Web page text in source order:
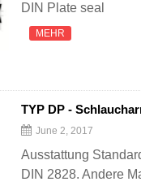
DIN Plate seal
MEHR
TYP DP -
June 2, 2017
Ausstattung
DIN 2828. Andere